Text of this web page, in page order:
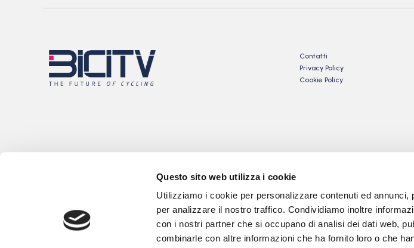
Questo sito web utilizza i cookie
Utilizziamo i cookie per personalizzare contenuti ed
per analizzare il nostro traffico. Condividiamo inoltre
con i nostri partner che si occupano di analisi dei dati web,
combinarle con altre informazioni che ha fornito loro o che
Contatti
Privacy Policy
Cookie Policy